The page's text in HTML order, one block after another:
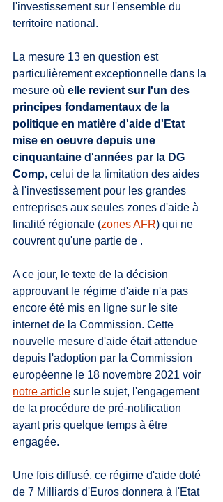
l'investissement sur l'ensemble du
territoire national.
La mesure 13 en question est
particulièrement exceptionnelle dans la
mesure où elle revient sur l'un des
principes fondamentaux de la
politique en matière d'aide d'Etat
mise en oeuvre depuis une
cinquantaine d'années par la DG
Comp, celui de la limitation des aides
à l'investissement pour les grandes
entreprises aux seules zones d'aide à
finalité régionale (zones AFR) qui ne
couvrent qu'une partie de .
A ce jour, le texte de la décision
approuvant le régime d'aide n'a pas
encore été mis en ligne sur le site
internet de la Commission. Cette
nouvelle mesure d'aide était attendue
depuis l'adoption par la Commission
européenne le 18 novembre 2021 voir
notre article sur le sujet, l'engagement
de la procédure de pré-notification
ayant pris quelque temps à être
engagée.
Une fois diffusé, ce régime d'aide doté
de 7 Milliards d'Euros donnera à l'Etat